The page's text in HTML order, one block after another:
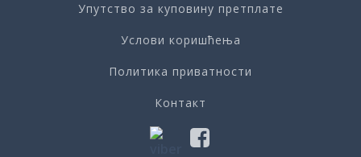
Упутство за куповину претплате
Услови коришћења
Политика приватности
Контакт